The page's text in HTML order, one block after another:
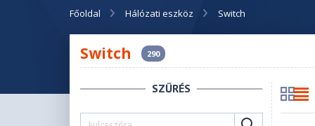
Főoldal Hálózati eszköz Switch
Switch 290
SZŰRÉS